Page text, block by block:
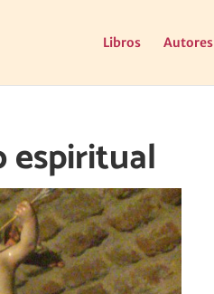
Libros Autores
espiritual